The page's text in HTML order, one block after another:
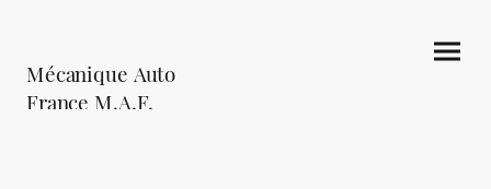
Mécanique Auto
France M.A.F.